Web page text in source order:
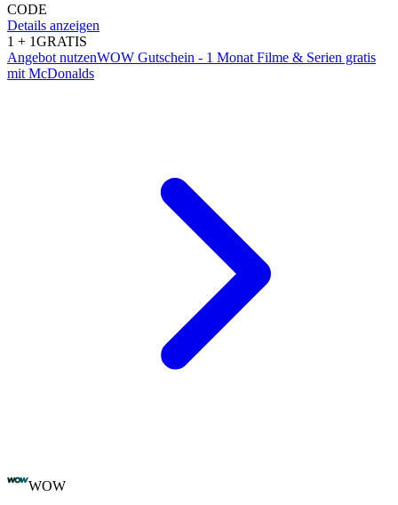
CODE
Details anzeigen
1 + 1GRATIS
Angebot nutzenWOW Gutschein - 1 Monat Filme & Serien gratis
mit McDonalds
WOW